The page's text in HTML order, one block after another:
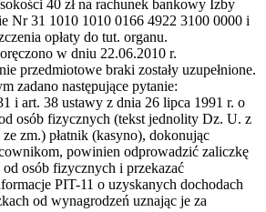
40 zł na rachunek bankowy Izby
Nr 31 1010 1010 0166 4922 3100 0000 i
opłaty do tut. organu.
w dniu 22.06.2010 r.
przedmiotowe braki zostały uzupełnione.
zadano następujące pytanie:
i art. 38 ustawy z dnia 26 lipca 1991 r. o
osób fizycznych (tekst jednolity Dz. U. z
zm.) płatnik (kasyno), dokonując
powinien odprowadzić zaliczkę
osób fizycznych i przekazać
PIT-11 o uzyskanych dochodach
od wynagrodzeń uznając je za